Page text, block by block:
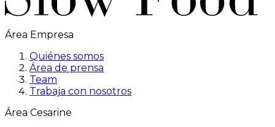
Área Empresa
Quiénes somos
Área de prensa
Team
Trabaja con nosotros
Área Cesarine